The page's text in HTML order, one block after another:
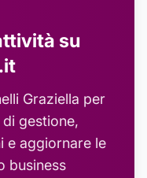
su
Graziella per
gestione,
e aggiornare le
business